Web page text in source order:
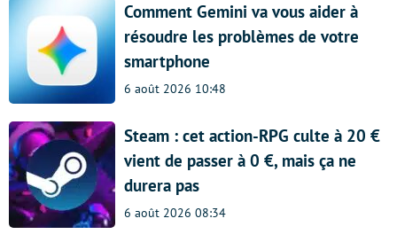
Comment Gemini va vous aider à
résoudre les problèmes de votre
smartphone
6 août 2026 10:48
Steam : cet action-RPG culte à 20 €
vient de passer à 0 €, mais ça ne
durera pas
6 août 2026 08:34